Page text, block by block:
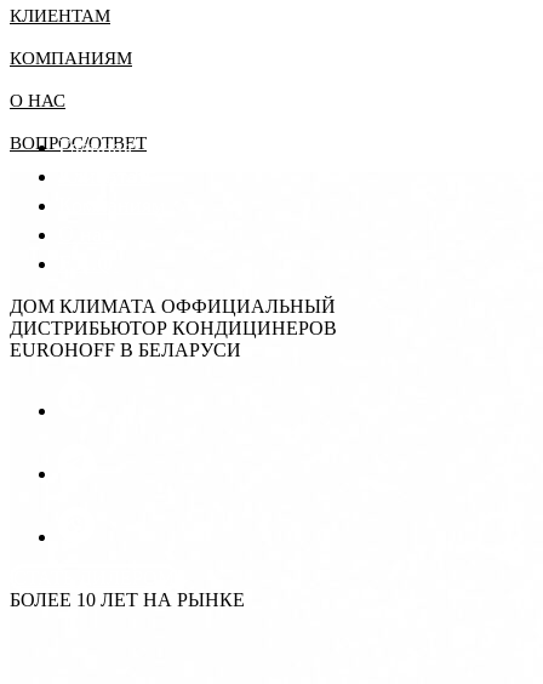
КЛИЕНТАМ
КОМПАНИЯМ
О НАС
ВОПРОС/ОТВЕТ
Главная
ДОМ КЛИМАТА ОФФИЦИАЛЬНЫЙ
ДИСТРИБЬЮТОР КОНДИЦИНЕРОВ
EUROHOFF В БЕЛАРУСИ
БОЛЕЕ 10 ЛЕТ НА РЫНКЕ